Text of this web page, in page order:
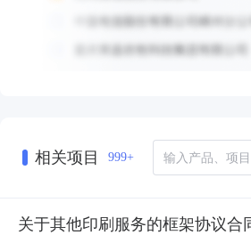
相关项目 999+
关于其他印刷服务的框架协议合